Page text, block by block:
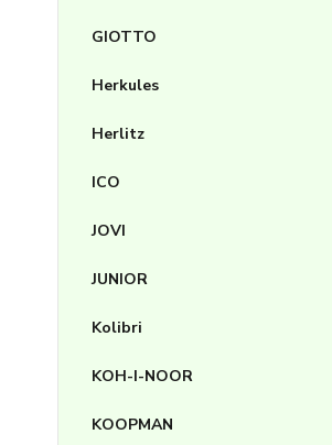
GIOTTO
Herkules
Herlitz
ICO
JOVI
JUNIOR
Kolibri
KOH-I-NOOR
KOOPMAN